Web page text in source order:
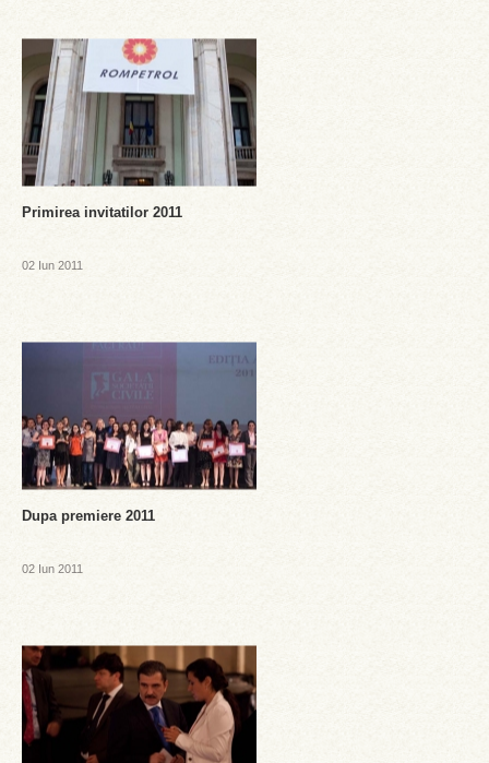
Primirea invitatilor 2011
02 Iun 2011
Dupa premiere 2011
02 Iun 2011